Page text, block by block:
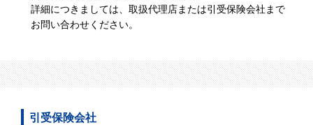
詳細につきましては、取扱代理店または引受保険会社まで
お問い合わせください。
引受保険会社